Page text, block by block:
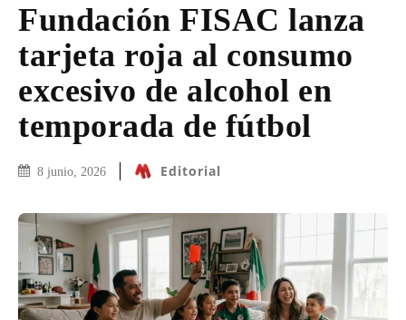
Fundación FISAC lanza
tarjeta roja al consumo
excesivo de alcohol en
temporada de fútbol
8 junio, 2026 Editorial